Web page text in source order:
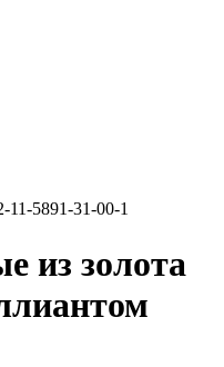
11-5891-31-00-1
из золота